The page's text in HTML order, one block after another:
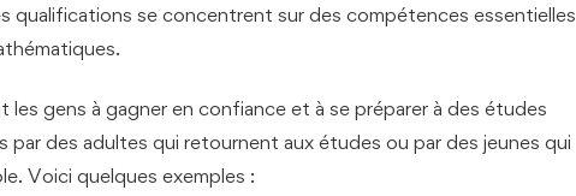
qualifications se concentrent sur des compétences essentielles
gens à gagner en confiance et à se préparer à des études
par des adultes qui retournent aux études ou par des jeunes qui
Voici quelques exemples :